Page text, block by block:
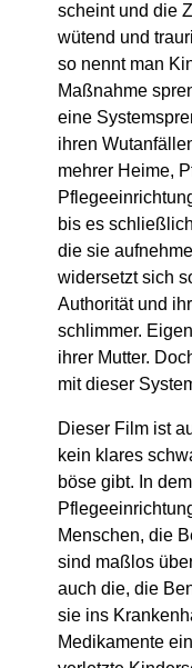
scheint und die
wütend und
so nennt man
Maßnahme
eine
ihren
mehrer Heime,
bis es
die sie
widersetzt sich
Authorität und
schlimmer.
ihrer Mutter.
mit dieser
Dieser Film ist
kein klares
böse gibt. In
Menschen, die
sind maßlos
auch die, die
sie ins
Medikamente